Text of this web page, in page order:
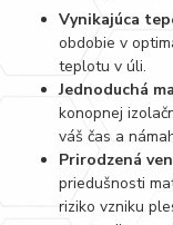
Vynikajúca
obdobie v
teplotu v úli.
Jednoduchá
konopnej
váš čas a
Prirodzená
priedušnosti
riziko vzniku